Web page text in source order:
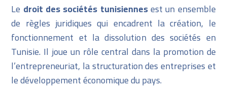
Le droit des sociétés tunisiennesest un ensemble
de règles juridiques qui encadrent la création, le
fonctionnement et la dissolution des sociétés en
Tunisie. Il joue un rôle central dans la promotion de
l’entrepreneuriat, la structuration des entreprises et
le développement économique du pays.